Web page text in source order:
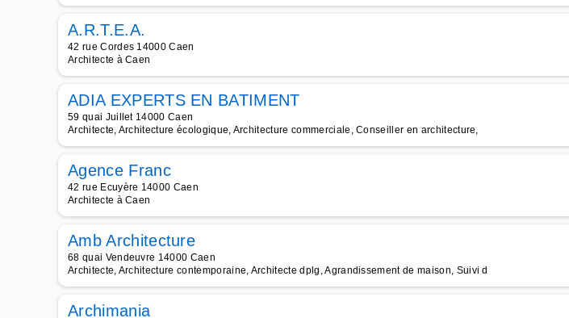
A.R.T.E.A.
42 rue Cordes 14000 Caen
Architecte à Caen
ADIA EXPERTS EN BATIMENT
59 quai Juillet 14000 Caen
Architecte, Architecture écologique, Architecture commerciale, Conseiller en architecture,
Agence Franc
42 rue Ecuyère 14000 Caen
Architecte à Caen
Amb Architecture
68 quai Vendeuvre 14000 Caen
Architecte, Architecture contemporaine, Architecte dplg, Agrandissement de maison, Suivi d
Archimania